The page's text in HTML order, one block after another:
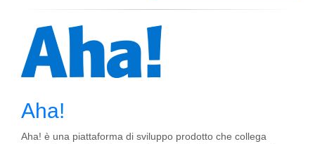
Aha!
Aha! è una piattaforma di sviluppo prodotto che collega